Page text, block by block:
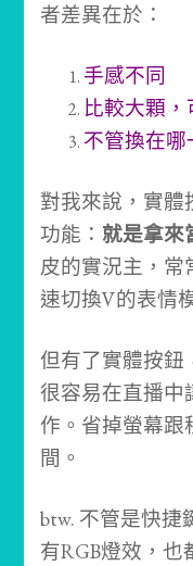
者差異在於：
手感不同
比較大顆
不管換在
對我來說，實體
功能： 就是拿來
皮的實況主，常
速切換V的表情
但有了實體按鈕
很容易在直播中
作。省掉螢幕跟
間。
btw. 不管是快捷
有RGB燈效，也